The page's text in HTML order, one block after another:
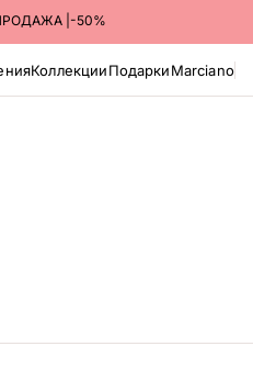
|-50%
КоллекцииПодаркиMarciano